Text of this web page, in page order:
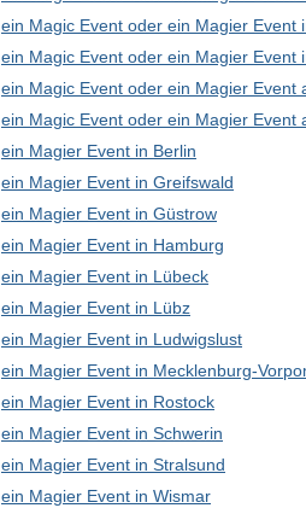
ein Magic Event oder ein Magier Event
ein Magic Event oder ein Magier Event
ein Magic Event oder ein Magier Event
ein Magic Event oder ein Magier Event
ein Magier Event in Berlin
ein Magier Event in Greifswald
ein Magier Event in Güstrow
ein Magier Event in Hamburg
ein Magier Event in Lübeck
ein Magier Event in Lübz
ein Magier Event in Ludwigslust
ein Magier Event in Mecklenburg-
ein Magier Event in Rostock
ein Magier Event in Schwerin
ein Magier Event in Stralsund
ein Magier Event in Wismar